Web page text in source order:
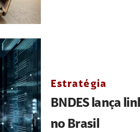
Estratégia
BNDES lança
no Brasil